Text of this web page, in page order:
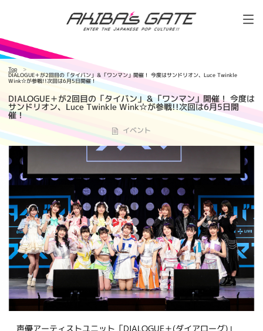
Top
DIALOGUE＋が2回目の「タイバン」＆「ワンマン」開催！ 今度はサンドリオン、Luce Twinkle
Wink☆が参戦!!次回は6月5日開催！
DIALOGUE＋が2回目の「タイバン」＆「ワンマン」開催！ 今度は
サンドリオン、Luce Twinkle Wink☆が参戦!!次回は6月5日開
催！
イベント
声優アーティストユニット「DIALOGUE＋(ダイアローグ)」